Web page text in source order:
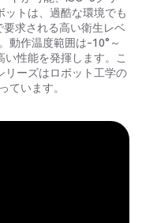
ットは、過酷な環境でも
求される高い衛生レベ
動作温度範囲は-10°～
性能を発揮します。こ
ーズはロボット工学の
ています。